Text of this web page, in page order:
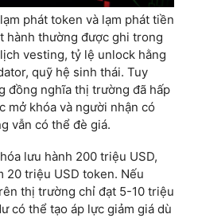
phát token và lạm phát tiền
hành thường được ghi trong
vesting, tỷ lệ unlock hằng
quỹ hệ sinh thái. Tuy
đồng nghĩa thị trường đã hấp
mở khóa và người nhận có
vẫn có thể đè giá.
lưu hành 200 triệu USD,
20 triệu USD token. Nếu
thị trường chỉ đạt 5-10 triệu
có thể tạo áp lực giảm giá dù